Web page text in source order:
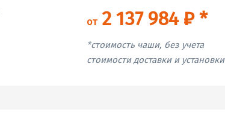
от2 137 984 ₽ *
*стоимость чаши, без учета
стоимости доставки и установки